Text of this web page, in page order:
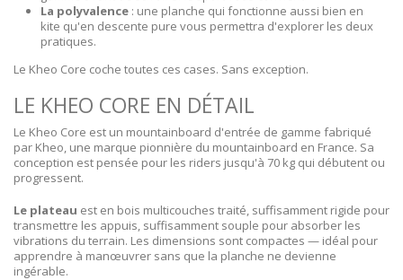
La polyvalence : une planche qui fonctionne aussi bien en
kite qu'en descente pure vous permettra d'explorer les deux
pratiques.
Le Kheo Core coche toutes ces cases. Sans exception.
LE KHEO CORE EN DÉTAIL
Le Kheo Core est un mountainboard d'entrée de gamme fabriqué
par Kheo, une marque pionnière du mountainboard en France. Sa
conception est pensée pour les riders jusqu'à 70 kg qui débutent ou
progressent.
Le plateau est en bois multicouches traité, suffisamment rigide pour
transmettre les appuis, suffisamment souple pour absorber les
vibrations du terrain. Les dimensions sont compactes — idéal pour
apprendre à manœuvrer sans que la planche ne devienne
ingérable.